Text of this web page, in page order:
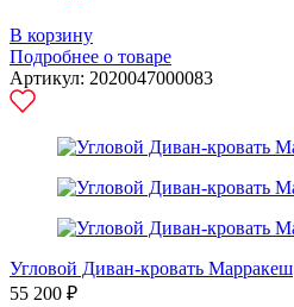
В корзину
Подробнее о товаре
Артикул: 2020047000083
Угловой Диван-кровать Марракеш
55 200 ₽